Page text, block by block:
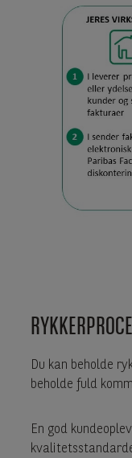
Du kan beholde
beholde fuld
En god